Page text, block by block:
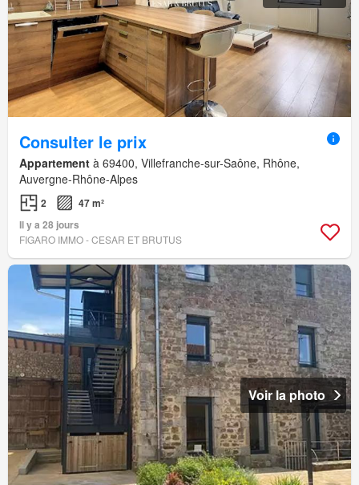
Consulter le prix
Appartement à 69400, Villefranche-sur-Saône, Rhône,
Auvergne-Rhône-Alpes
2
47 m²
Il y a 28 jours
FIGARO IMMO - CESAR ET BRUTUS
Voir la photo